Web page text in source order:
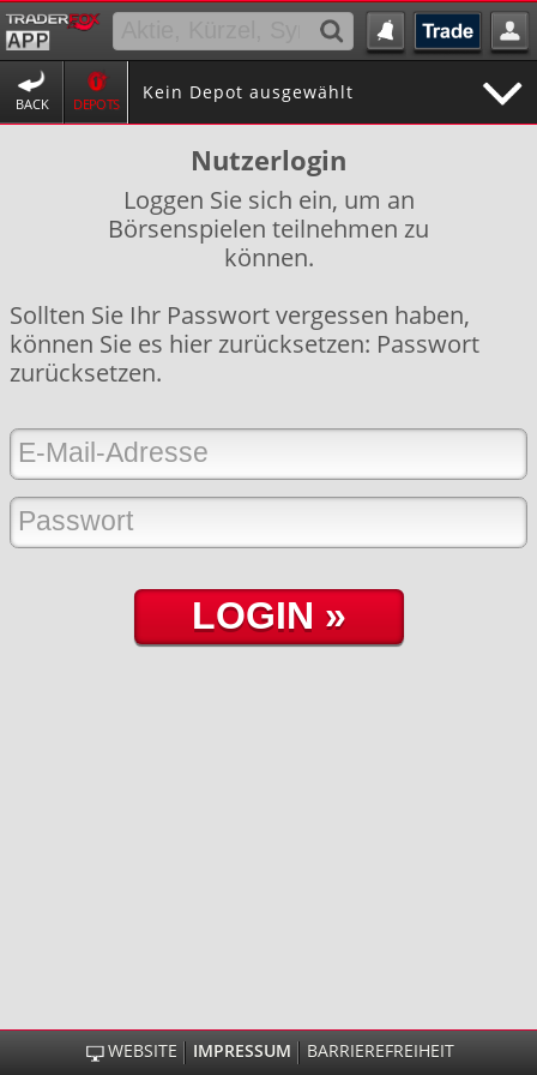
BACK DEPOTS
Kein Depot ausgewählt
Nutzerlogin
Loggen Sie sich ein, um an
Börsenspielen teilnehmen zu
können.
Sollten Sie Ihr Passwort vergessen haben,
können Sie es hier zurücksetzen: Passwort
zurücksetzen.
WEBSITE IMPRESSUM BARRIEREFREIHEIT